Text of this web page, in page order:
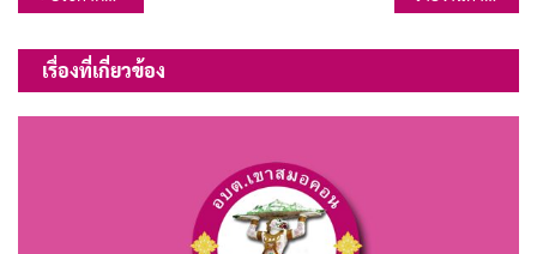
เรื่อง
เรื่องที่เกี่ยวข้อง